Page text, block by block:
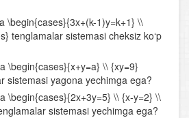
\begin{cases}{3x+(k-1)y=k+1} \\
tenglamalar sistemasi cheksiz ko‘p
\begin{cases}{x+y=a} \\ {xy=9}
sistemasi yagona yechimga ega?
\begin{cases}{2x+3y=5} \\ {x-y=2} \\
sistemasi yechimga ega?